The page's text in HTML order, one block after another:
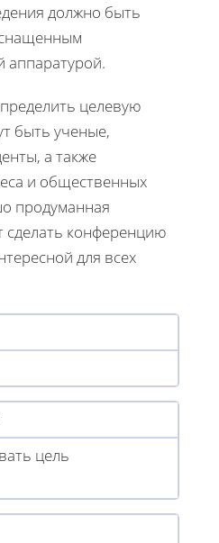
должно быть
аппаратурой.
целевую
быть ученые,
а также
и общественных
продуманная
сделать конференцию
для всех
цель